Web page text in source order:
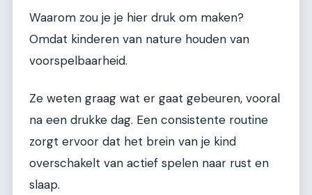
Waarom zou je je hier druk om maken?
Omdat kinderen van nature houden van
voorspelbaarheid.
Ze weten graag wat er gaat gebeuren, vooral
na een drukke dag. Een consistente routine
zorgt ervoor dat het brein van je kind
overschakelt van actief spelen naar rust en
slaap.